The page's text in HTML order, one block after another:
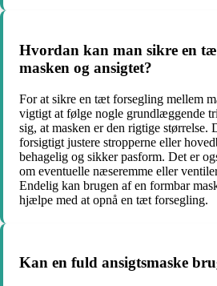
Hvordan kan man sikre en
masken og ansigtet?
For at sikre en tæt forsegling mellem
vigtigt at følge nogle grundlæggende
sig, at masken er den rigtige størrelse.
forsigtigt justere stropperne eller
behagelig og sikker pasform. Det er
om eventuelle næseremme eller
Endelig kan brugen af en formbar
hjælpe med at opnå en tæt forsegling.
Kan en fuld ansigtsmaske